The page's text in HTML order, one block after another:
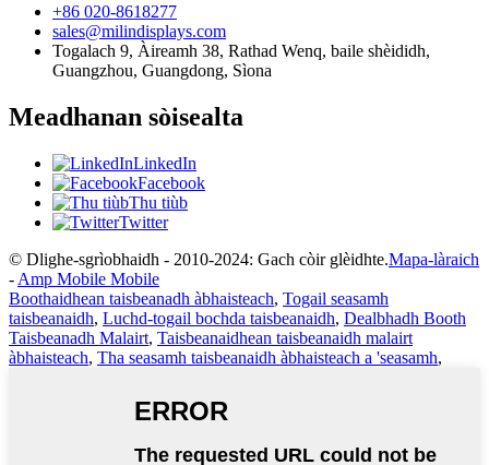
+86 020-8618277
sales@milindisplays.com
Togalach 9, Àireamh 38, Rathad Wenq, baile shèididh,
Guangzhou, Guangdong, Sìona
Meadhanan sòisealta
LinkedIn
Facebook
Thu tiùb
Twitter
© Dlighe-sgrìobhaidh - 2010-2024: Gach còir glèidhte.Mapa-làraich
- Amp Mobile Mobile
Boothaidhean taisbeanadh àbhaisteach, Togail seasamh
taisbeanaidh, Luchd-togail bochda taisbeanaidh, Dealbhadh Booth
Taisbeanadh Malairt, Taisbeanaidhean taisbeanaidh malairt
àbhaisteach, Tha seasamh taisbeanaidh àbhaisteach a 'seasamh,